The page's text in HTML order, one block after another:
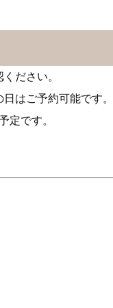
ださい。
はご予約可能です。
定です。